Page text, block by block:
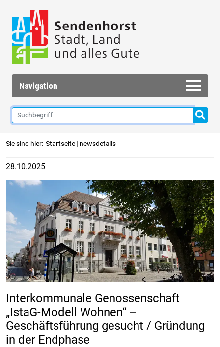
Navigation
Sie sind hier: Startseite| newsdetails
28.10.2025
Interkommunale Genossenschaft
„IstaG-Modell Wohnen“ –
Geschäftsführung gesucht / Gründung
in der Endphase